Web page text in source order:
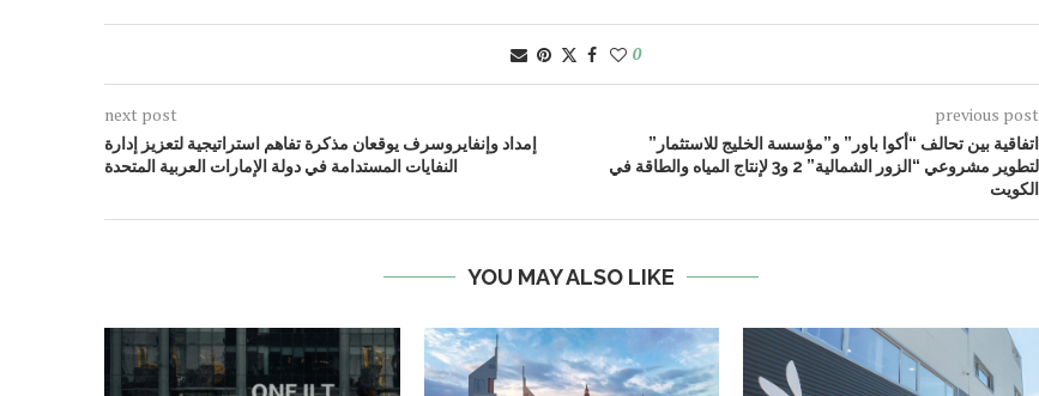
0
previous post
اتفاقية بين تحالف “أكوا باور” و”مؤسسة الخليج للاستثمار”
لتطوير مشروعي “الزور الشمالية” 2 و3 لإنتاج المياه والطاقة في
الكويت
next post
إمداد وإنفايروسرف يوقعان مذكرة تفاهم استراتيجية لتعزيز إدارة
النفايات المستدامة في دولة الإمارات العربية المتحدة
YOU MAY ALSO LIKE